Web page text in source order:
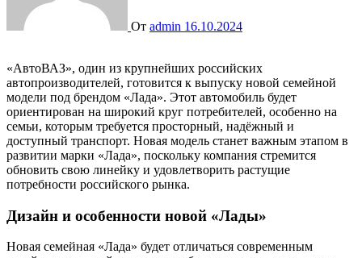
От admin 16.10.2024
«АвтоВАЗ», один из крупнейших российских
автопроизводителей, готовится к выпуску новой семейной
модели под брендом «Лада». Этот автомобиль будет
ориентирован на широкий круг потребителей, особенно на
семьи, которым требуется просторный, надёжный и
доступный транспорт. Новая модель станет важным этапом в
развитии марки «Лада», поскольку компания стремится
обновить свою линейку и удовлетворить растущие
потребности российского рынка.
Дизайн и особенности новой «Лады»
Новая семейная «Лада» будет отличаться современным